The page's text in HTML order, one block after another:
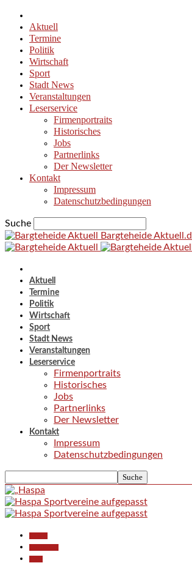
Aktuell
Termine
Politik
Wirtschaft
Sport
Stadt News
Veranstaltungen
Leserservice
Firmenportraits
Historisches
Jobs
Partnerlinks
Der Newsletter
Kontakt
Impressum
Datenschutzbedingungen
Suche
Bargteheide
Aktuell
Termine
Politik
Wirtschaft
Sport
Stadt News
Veranstaltungen
Leserservice
Firmenportraits
Historisches
Jobs
Partnerlinks
Der Newsletter
Kontakt
Impressum
Datenschutzbedingungen